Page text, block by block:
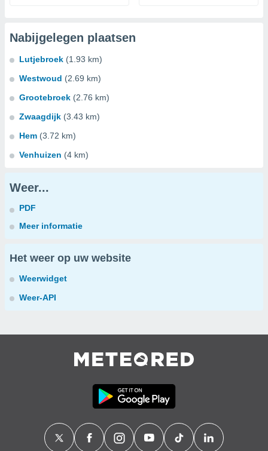
Nabijgelegen plaatsen
Lutjebroek (1.93 km)
Westwoud (2.69 km)
Grootebroek (2.76 km)
Zwaagdijk (3.43 km)
Hem (3.72 km)
Venhuizen (4 km)
Weer...
PDF
Meer informatie
Het weer op uw website
Weerwidget
Weer-API